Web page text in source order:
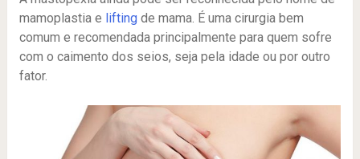
mamoplastia e liftingde mama. É uma cirurgia bem
comum e recomendada principalmente para quem sofre
com o caimento dos seios, seja pela idade ou por outro
fator.